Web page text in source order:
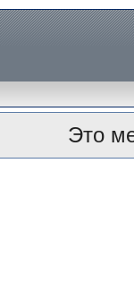
Это